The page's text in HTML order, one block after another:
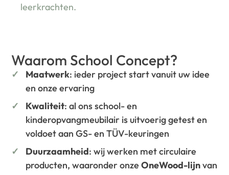
leerkrachten.
Waarom School Concept?
Maatwerk: ieder project start vanuit uw idee
en onze ervaring
Kwaliteit: al ons school- en
kinderopvangmeubilair is uitvoerig getest en
voldoet aan GS- en TÜV-keuringen
Duurzaamheid: wij werken met circulaire
producten, waaronder onzeOneWood-lijnvan